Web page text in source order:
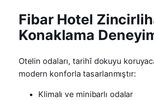
Fibar Hotel
Konaklama
Otelin odaları, tarihî dokuyu
modern konforla tasarlanmıştır:
Klimalı ve minibarlı odalar